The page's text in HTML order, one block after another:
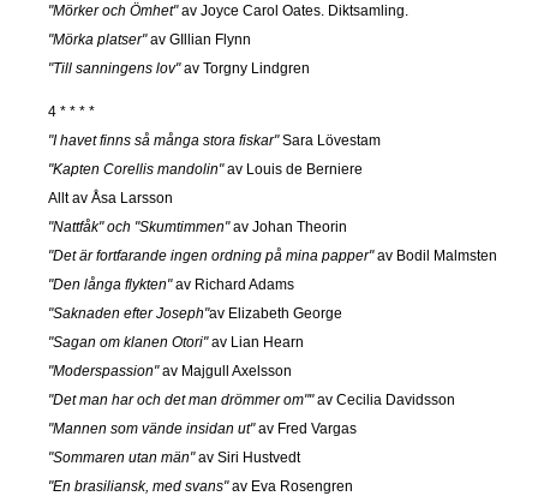
"Mörker och Ömhet"av Joyce Carol Oates. Diktsamling.
"Mörka platser"av GIllian Flynn
"Till sanningens lov"av Torgny Lindgren
4 * * * *
"I havet finns så många stora fiskar"Sara Lövestam
"Kapten Corellis mandolin"av Louis de Berniere
Allt av Åsa Larsson
"Nattfåk" och "Skumtimmen"av Johan Theorin
"Det är fortfarande ingen ordning på mina papper"av Bodil Malmsten
"Den långa flykten"av Richard Adams
"Saknaden efter Joseph"av Elizabeth George
"Sagan om klanen Otori"av Lian Hearn
"Moderspassion"av Majgull Axelsson
"Det man har och det man drömmer om""av Cecilia Davidsson
"Mannen som vände insidan ut"av Fred Vargas
"Sommaren utan män"av Siri Hustvedt
"En brasiliansk, med svans"av Eva Rosengren